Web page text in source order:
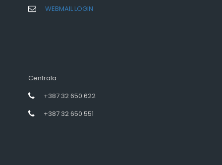
WEBMAIL LOGIN
Centrala
+387 32 650 622
+387 32 650 551